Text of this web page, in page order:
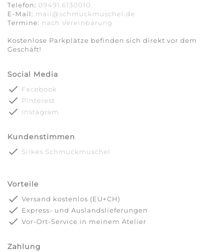
Telefon: 09491 6130010
E-Mail: mail@schmuckmuschel.de
Termine: nach Vereinbarung​​​​​​​
Kostenlose Parkplätze befinden sich direkt vor dem
Geschäft!
Social Media
done Facebook
done Pinterest
done Instagram
Kundenstimmen
done Silkes Schmuckmuschel
Vorteile
done Versand kostenlos (EU+CH)
done Express- und Auslandslieferungen
done Vor-Ort-Service in meinem Atelier
Zahlung